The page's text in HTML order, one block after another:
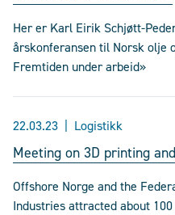
Her er Karl Eirik Schjøtt-
årskonferansen til Norsk olje
Fremtiden under arbeid»
22.03.23 Logistikk
Meeting on 3D printing
Offshore Norge and the
Industries attracted about